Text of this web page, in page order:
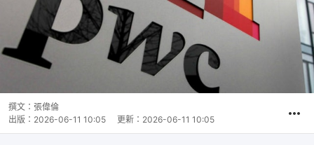
撰文： 張偉倫
出版： 2026-06-11 10:05 更新： 2026-06-11 10:05